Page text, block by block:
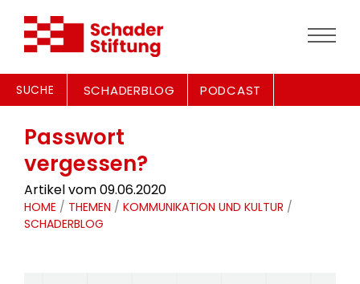
SUCHE SCHADERBLOG PODCAST
Passwort
vergessen?
Artikel vom 09.06.2020
HOME / THEMEN / KOMMUNIKATION UND KULTUR /
SCHADERBLOG